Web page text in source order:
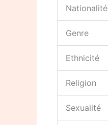
Nationalité
Genre
Ethnicité
Religion
Sexualité